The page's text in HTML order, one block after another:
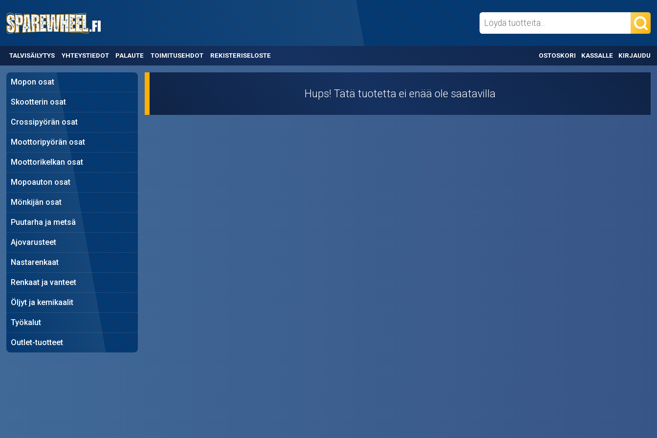
TALVISÄILYTYS YHTEYSTIEDOT PALAUTE TOIMITUSEHDOT REKISTERISELOSTE OSTOSKORI KASSALLE KIRJAUDU
Mopon osat
Skootterin osat
Crossipyörän osat
Moottoripyörän osat
Moottorikelkan osat
Mopoauton osat
Mönkijän osat
Puutarha ja metsä
Ajovarusteet
Nastarenkaat
Renkaat ja vanteet
Öljyt ja kemikaalit
Työkalut
Outlet-tuotteet
Hups! Tätä tuotetta ei enää ole saatavilla